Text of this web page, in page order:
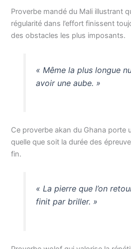
Proverbe mandé du Mali illustrant
régularité dans l’effort finissent
des obstacles les plus imposants.
« Même la plus longue
avoir une aube. »
Ce proverbe akan du Ghana porte
quelle que soit la durée des
fin.
« La pierre que l’on
finit par briller. »